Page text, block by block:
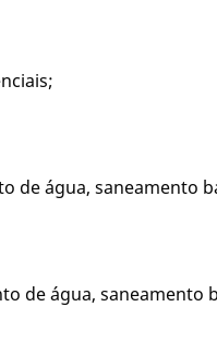
de água, saneamento
de água, saneamento